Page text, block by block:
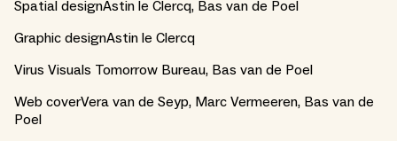
Spatial designAstin le Clercq, Bas van de Poel
Graphic designAstin le Clercq
Virus Visuals Tomorrow Bureau, Bas van de Poel
Web coverVera van de Seyp, Marc Vermeeren, Bas van de
Poel